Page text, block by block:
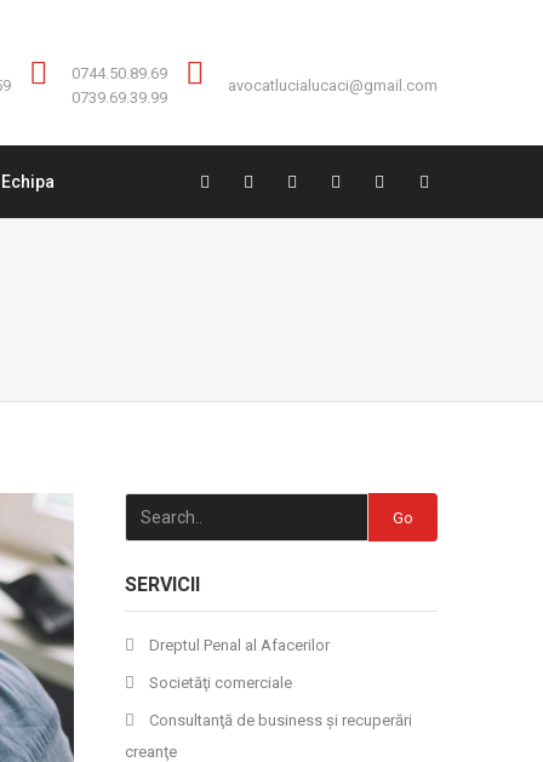
0744.50.89.69
0739.69.39.99
avocatlucialucaci@gmail.com
Echipa
Go
SERVICII
Dreptul Penal al Afacerilor
Societăţi comerciale
Consultanţă de business şi recuperări
creanţe